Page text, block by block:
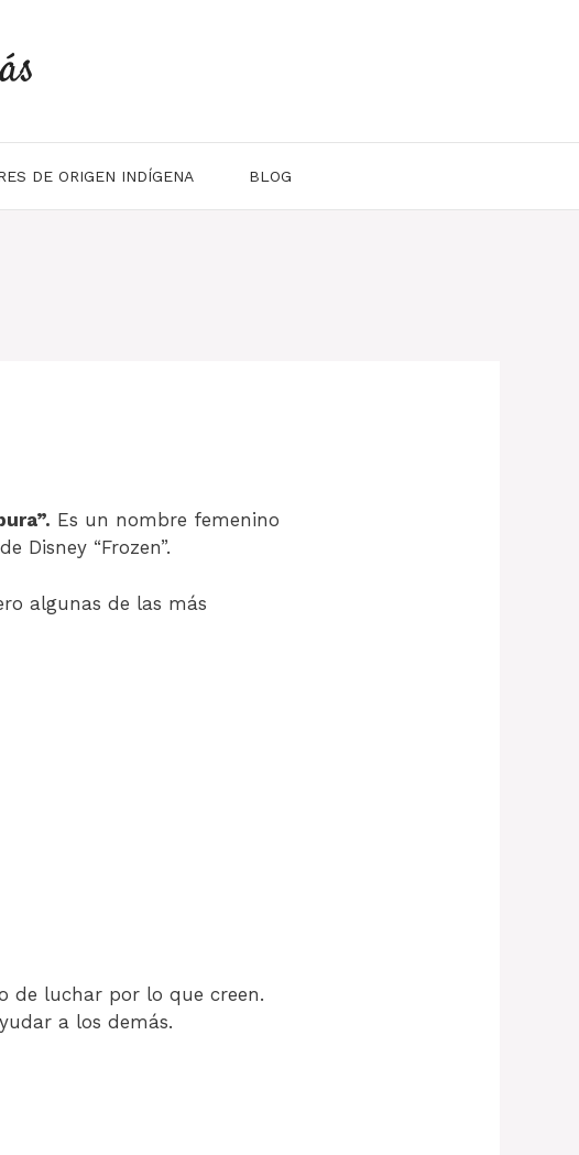
DE ORIGEN INDÍGENA BLOG
Es un nombre femenino
Disney “Frozen”.
algunas de las más
de luchar por lo que creen.
a los demás.